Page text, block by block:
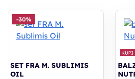
-30%
SET FRA M. SUBLIMIS
OIL
KUPI